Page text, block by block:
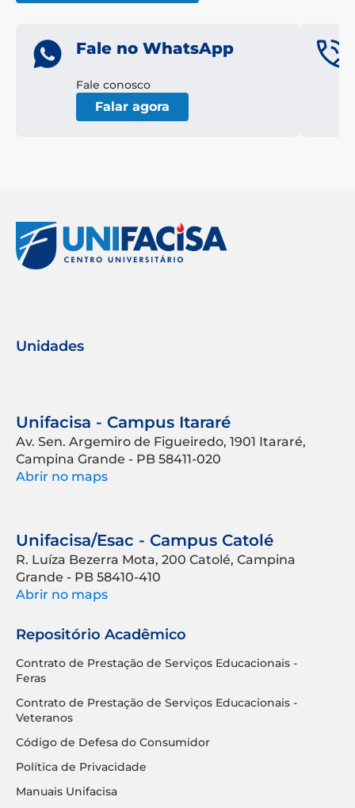
Fale no WhatsApp
Fale conosco
Falar agora
Unidades
Unifacisa - Campus Itararé
Av. Sen. Argemiro de Figueiredo, 1901 Itararé,
Campina Grande - PB 58411-020
Abrir no maps
Unifacisa/Esac - Campus Catolé
R. Luíza Bezerra Mota, 200 Catolé, Campina
Grande - PB 58410-410
Abrir no maps
Repositório Acadêmico
Contrato de Prestação de Serviços Educacionais -
Feras
Contrato de Prestação de Serviços Educacionais -
Veteranos
Código de Defesa do Consumidor
Política de Privacidade
Manuais Unifacisa